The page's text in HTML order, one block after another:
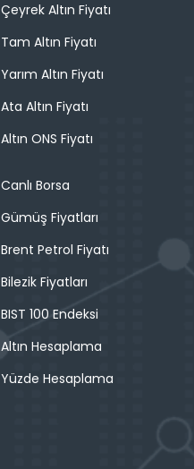
Çeyrek Altın Fiyatı
Tam Altın Fiyatı
Yarım Altın Fiyatı
Ata Altın Fiyatı
Altın ONS Fiyatı
Canlı Borsa
Gümüş Fiyatları
Brent Petrol Fiyatı
Bilezik Fiyatları
BIST 100 Endeksi
Altın Hesaplama
Yüzde Hesaplama